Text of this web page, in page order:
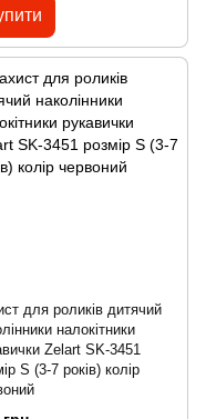
для роликів дитячий
налокітники
Zelart SK-3451
S (3-7 років) колір